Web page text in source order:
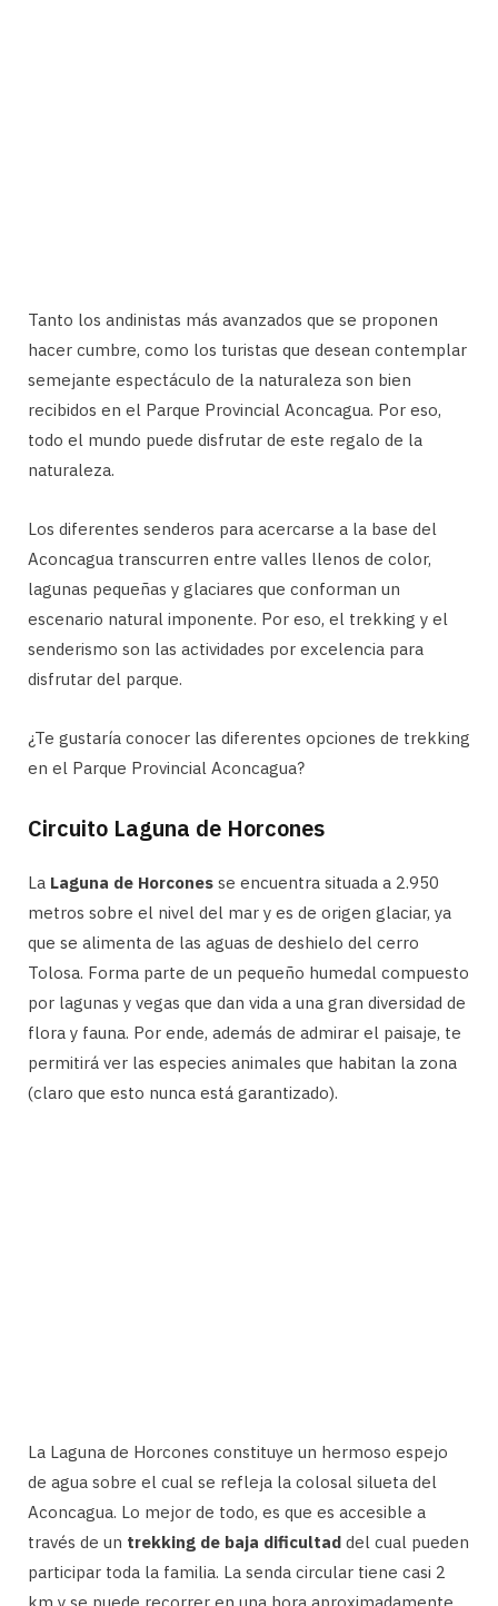
Tanto los andinistas más avanzados que se proponen
hacer cumbre, como los turistas que desean contemplar
semejante espectáculo de la naturaleza son bien
recibidos en el Parque Provincial Aconcagua. Por eso,
todo el mundo puede disfrutar de este regalo de la
naturaleza.
Los diferentes senderos para acercarse a la base del
Aconcagua transcurren entre valles llenos de color,
lagunas pequeñas y glaciares que conforman un
escenario natural imponente. Por eso, el trekking y el
senderismo son las actividades por excelencia para
disfrutar del parque.
¿Te gustaría conocer las diferentes opciones de trekking
en el Parque Provincial Aconcagua?
Circuito Laguna de Horcones
La Laguna de Horcones se encuentra situada a 2.950
metros sobre el nivel del mar y es de origen glaciar, ya
que se alimenta de las aguas de deshielo del cerro
Tolosa. Forma parte de un pequeño humedal compuesto
por lagunas y vegas que dan vida a una gran diversidad de
flora y fauna. Por ende, además de admirar el paisaje, te
permitirá ver las especies animales que habitan la zona
(claro que esto nunca está garantizado).
La Laguna de Horcones constituye un hermoso espejo
de agua sobre el cual se refleja la colosal silueta del
Aconcagua. Lo mejor de todo, es que es accesible a
través de un trekking de baja dificultad del cual pueden
participar toda la familia. La senda circular tiene casi 2